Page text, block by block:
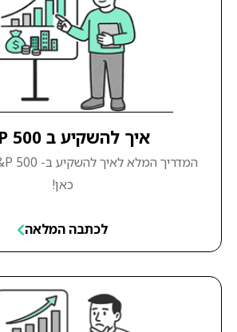
איך להשקיע ב S&P 500
כאן!
לכתבה המלאה